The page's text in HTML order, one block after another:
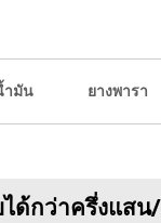
ำมัน ยางพารา
ด้กว่าครึ่งแสน